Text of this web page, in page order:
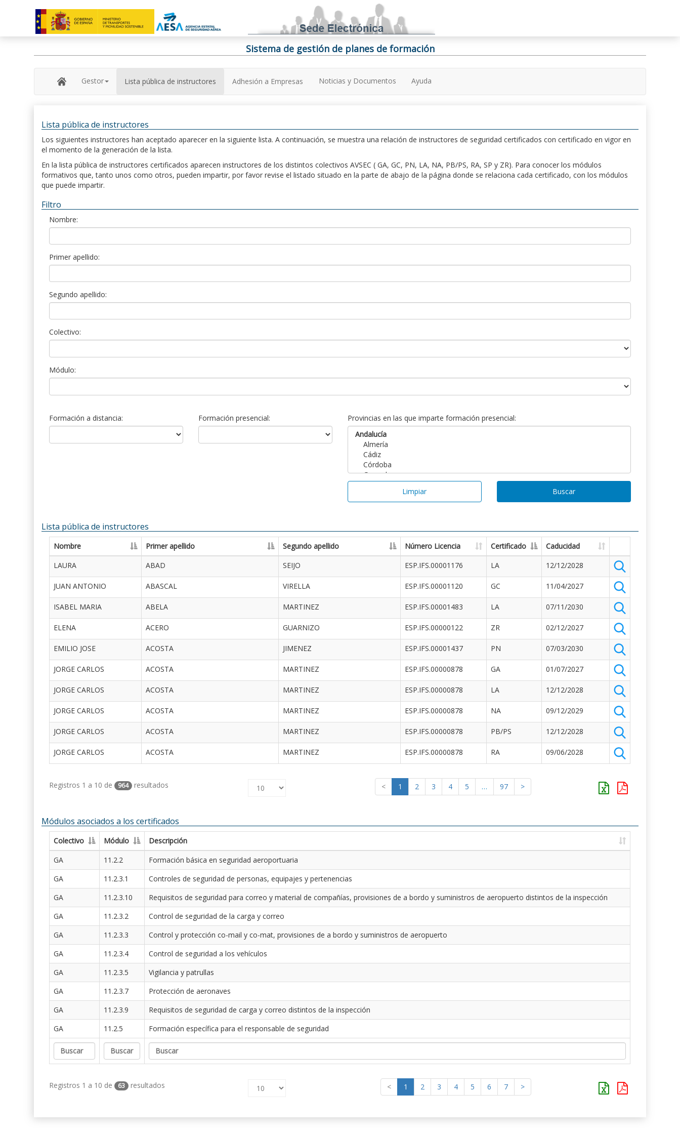
Sistema de gestión de planes de formación
Gestor Lista pública de instructores Adhesión a Empresas Noticias y Documentos Ayuda
Lista pública de instructores
Los siguientes instructores han aceptado aparecer en la siguiente lista. A continuación, se muestra una relación de instructores de seguridad certificados con certificado en vigor en
el momento de la generación de la lista.
En la lista pública de instructores certificados aparecen instructores de los distintos colectivos AVSEC ( GA, GC, PN, LA, NA, PB/PS, RA, SP y ZR). Para conocer los módulos
formativos que, tanto unos como otros, pueden impartir, por favor revise el listado situado en la parte de abajo de la página donde se relaciona cada certificado, con los módulos
que puede impartir.
Filtro
Nombre:
Primer apellido:
Segundo apellido:
Colectivo:
Módulo:
Formación a distancia: Formación presencial: Provincias en las que imparte formación presencial:
Limpiar Buscar
Lista pública de instructores
Nombre Primer apellido Segundo apellido Número Licencia Certificado
Caducidad
LAURA
ABAD SEIJO ESP.IFS.00001176 LA 12/12/2028
JUAN ANTONIO ABASCAL VIRELLA ESP.IFS.00001120 GC 11/04/2027
ISABEL MARIA ABELA MARTINEZ ESP.IFS.00001483 LA 07/11/2030
ELENA ACERO GUARNIZO ESP.IFS.00000122 ZR 02/12/2027
EMILIO JOSE ACOSTA JIMENEZ ESP.IFS.00001437 PN 07/03/2030
JORGE CARLOS ACOSTA MARTINEZ ESP.IFS.00000878 GA 01/07/2027
JORGE CARLOS ACOSTA MARTINEZ ESP.IFS.00000878 LA 12/12/2028
JORGE CARLOS ACOSTA MARTINEZ ESP.IFS.00000878 NA 09/12/2029
JORGE CARLOS ACOSTA MARTINEZ ESP.IFS.00000878 PB/PS 12/12/2028
JORGE CARLOS ACOSTA MARTINEZ ESP.IFS.00000878 RA 09/06/2028
Registros 1 a 10 de 964 resultados < 1 2 3 4 5 … 97 >
Módulos asociados a los certificados
Colectivo Módulo
Descripción
GA
11.2.2
Formación básica en seguridad aeroportuaria
GA
11.2.3.1
Controles de seguridad de personas, equipajes y pertenencias
GA
11.2.3.10
Requisitos de seguridad para correo y material de compañías, provisiones de a bordo y suministros de aeropuerto distintos de la inspección
GA
11.2.3.2
Control de seguridad de la carga y correo
GA
11.2.3.3
Control y protección co-mail y co-mat, provisiones de a bordo y suministros de aeropuerto
GA
11.2.3.4
Control de seguridad a los vehículos
GA
11.2.3.5
Vigilancia y patrullas
GA
11.2.3.7
Protección de aeronaves
GA
11.2.3.9
Requisitos de seguridad de carga y correo distintos de la inspección
GA
11.2.5 Formación específica para el responsable de seguridad
Registros 1 a 10 de 63 resultados < 1 2 3 4 5 6 7 >